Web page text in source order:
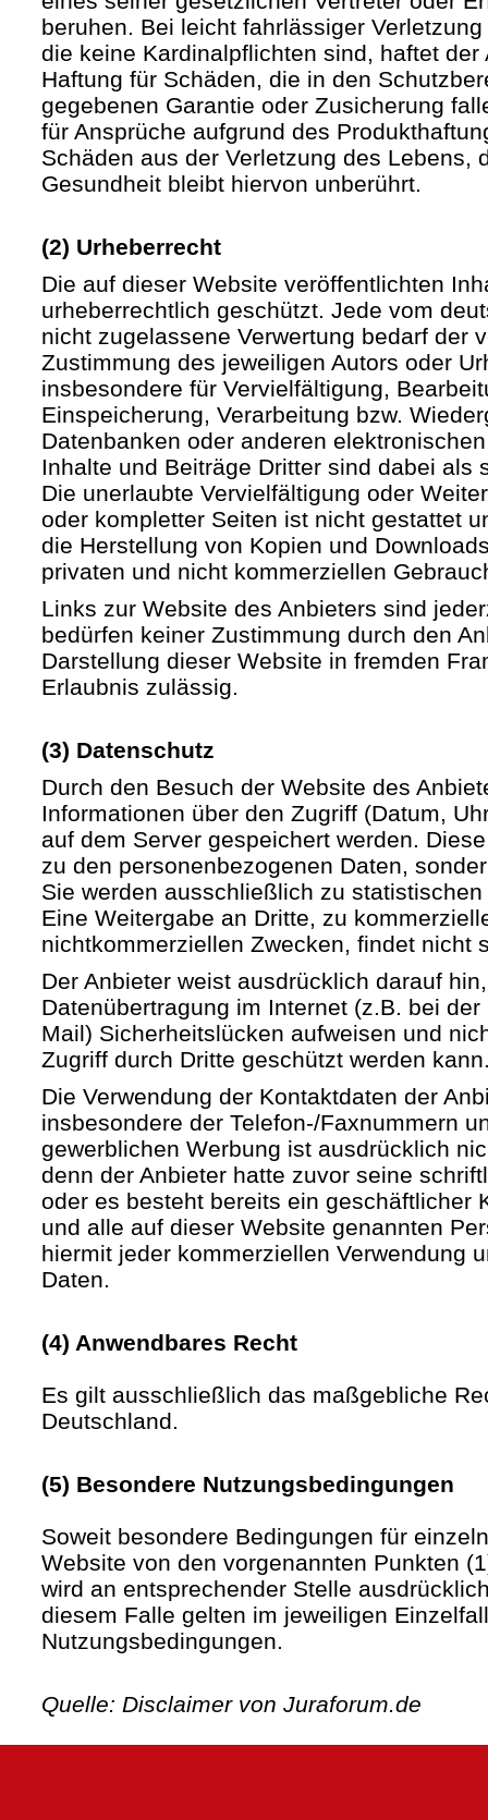
beruhen. Bei leicht fahrlässiger
die keine Kardinalpflichten sind, haftet der
Haftung für Schäden, die in den
gegebenen Garantie oder Zusicherung
für Ansprüche aufgrund des
Schäden aus der Verletzung des Lebens,
Gesundheit bleibt hiervon unberührt.
(2) Urheberrecht
Die auf dieser Website veröffentlichten
urheberrechtlich geschützt. Jede vom
nicht zugelassene Verwertung bedarf der
Zustimmung des jeweiligen Autors oder
insbesondere für Vervielfältigung,
Einspeicherung, Verarbeitung bzw.
Datenbanken oder anderen
Inhalte und Beiträge Dritter sind dabei als
Die unerlaubte Vervielfältigung oder
oder kompletter Seiten ist nicht gestattet
die Herstellung von Kopien und
privaten und nicht kommerziellen
Links zur Website des Anbieters sind
bedürfen keiner Zustimmung durch den
Darstellung dieser Website in fremden
Erlaubnis zulässig.
(3) Datenschutz
Durch den Besuch der Website des
Informationen über den Zugriff (Datum,
auf dem Server gespeichert werden.
zu den personenbezogenen Daten,
Sie werden ausschließlich zu
Eine Weitergabe an Dritte, zu
nichtkommerziellen Zwecken, findet nicht
Der Anbieter weist ausdrücklich darauf
Datenübertragung im Internet (z.B. bei
Mail) Sicherheitslücken aufweisen und
Zugriff durch Dritte geschützt werden
Die Verwendung der Kontaktdaten der
insbesondere der Telefon-/Faxnummern
gewerblichen Werbung ist ausdrücklich
denn der Anbieter hatte zuvor seine
oder es besteht bereits ein geschäftlicher
und alle auf dieser Website genannten
hiermit jeder kommerziellen Verwendung
Daten.
(4) Anwendbares Recht
Es gilt ausschließlich das maßgebliche
Deutschland.
(5) Besondere Nutzungsbedingungen
Soweit besondere Bedingungen für
Website von den vorgenannten Punkten
wird an entsprechender Stelle
diesem Falle gelten im jeweiligen
Nutzungsbedingungen.
Quelle: Disclaimer von Juraforum.de